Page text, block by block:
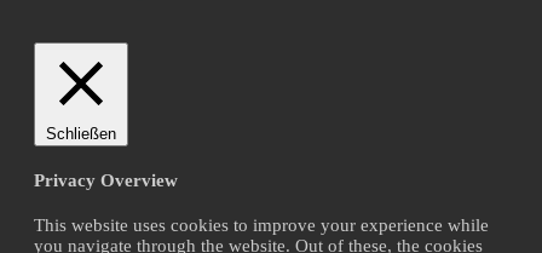
Schließen
Privacy Overview
This website uses cookies to improve your experience while
you navigate through the website. Out of these, the cookies